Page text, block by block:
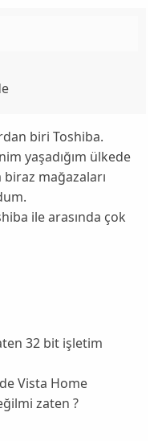
biri Toshiba.
yaşadığım ülkede
mağazaları
ile arasında çok
32 bit işletim
Vista Home
zaten ?